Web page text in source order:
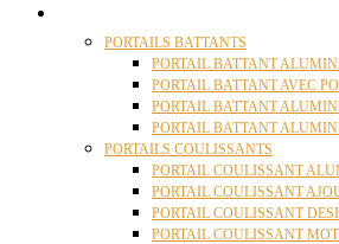
PORTAILS BATTANTS
PORTAIL BATTANT
PORTAIL BATTANT AVEC
PORTAIL BATTANT
PORTAIL BATTANT
PORTAILS COULISSANTS
PORTAIL COULISSANT
PORTAIL COULISSANT
PORTAIL COULISSANT
PORTAIL COULISSANT